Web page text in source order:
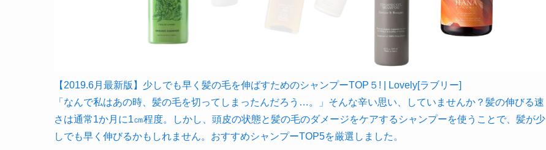
【2019.6月最新版】少しでも早く髪の毛を伸ばすためのシャンプーTOP５! | Lovely[ラブリー]
「なんで私はあの時、髪の毛を切ってしまったんだろう…。」そんな辛い思い、していませんか？髪の伸びる速
さは通常1か月に1㎝程度。しかし、頭皮の状態と髪の毛のダメージをケアするシャンプーを使うことで、髪が少
しでも早く伸びるかもしれません。おすすめシャンプーTOP5を厳選しました。